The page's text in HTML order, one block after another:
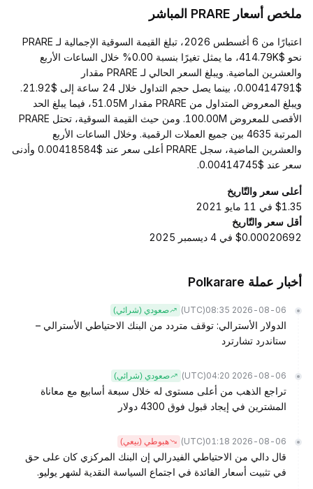
ملخص أسعار PRARE المباشر
اعتبارًا من 6 أغسطس 2026، تبلغ القيمة السوقية الإجمالية لـ PRARE
نحو $414.79K، ما يمثل تغيرًا بنسبة 0.00% خلال الساعات الأربع
والعشرين الماضية. ويبلغ السعر الحالي لـ PRARE مقدار
$0.00414791، بينما يصل حجم التداول خلال 24 ساعة إلى $21.92.
ويبلغ المعروض المتداول من PRARE مقدار 51.05M، فيما يبلغ الحد
الأقصى للمعروض 100.00M. ومن حيث القيمة السوقية، تحتل PRARE
المرتبة 4635 بين جميع العملات الرقمية. وخلال الساعات الأربع
والعشرين الماضية، سجل PRARE أعلى سعر عند $0.00418584 وأدنى
سعر عند $0.00414745.
أعلى سعر والتّاريخ
$1.35 في 11 مايو 2021
أقل سعر والتّاريخ
$0.00020692 في 4 ديسمبر 2025
أخبار عملة Polkarare
2026-08-06 08:35
(UTC) صعودي (شرائي)
الدولار الأسترالي: توقف متردد من البنك الاحتياطي الأسترالي –
ستاندرد تشارترد
2026-08-06 04:20
(UTC) صعودي (شرائي)
تراجع الذهب من أعلى مستوى له خلال سبعة أسابيع مع معاناة
المشترين في إيجاد قبول فوق 4300 دولار
2026-08-06 01:18
(UTC) هبوطي (بيعي)
قال دالي من الاحتياطي الفيدرالي إن البنك المركزي كان على حق
في تثبيت أسعار الفائدة في اجتماع السياسة النقدية لشهر يوليو.